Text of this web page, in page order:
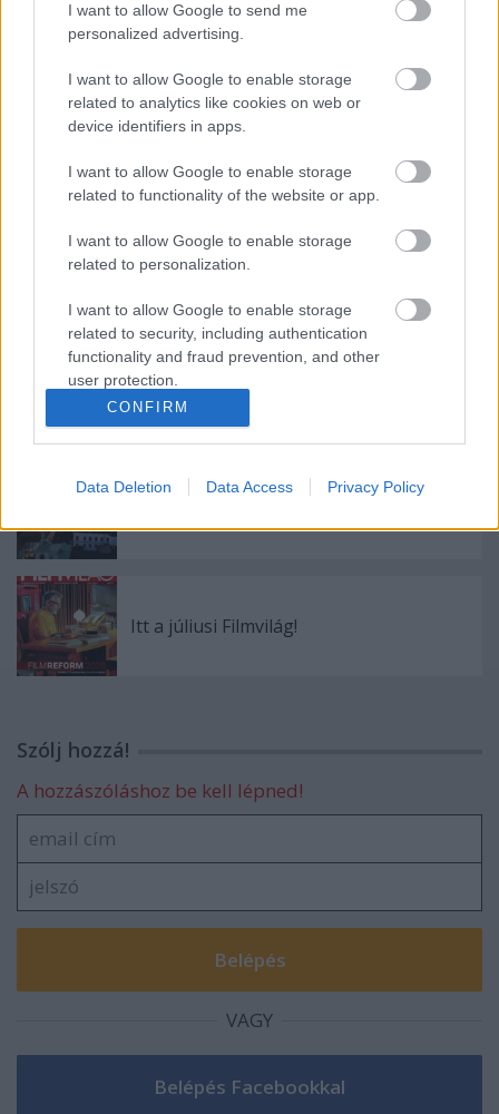
I want to allow Google to send me
personalized advertising.
I want to allow Google to enable storage
related to analytics like cookies on web or
device identifiers in apps.
I want to allow Google to enable storage
related to functionality of the website or app.
I want to allow Google to enable storage
related to personalization.
I want to allow Google to enable storage
related to security, including authentication
functionality and fraud prevention, and other
user protection.
CONFIRM
Data Deletion Data Access Privacy Policy
Ajánlott bejegyzések:
Premier előtt vetítik a Mambo Maternicát
Osvárt Andreával és szakmai
beszélgetésekkel jön a megújult
Velencében mutatkozik be Horvát Lili
első angol nyelvű filmje
Itt a júliusi Filmvilág!
Szólj hozzá!
A hozzászóláshoz be kell lépned!
VAGY